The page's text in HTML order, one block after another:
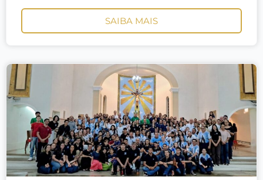
SAIBA MAIS